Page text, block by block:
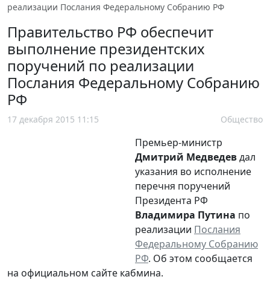
реализации Послания Федеральному Собранию РФ
Правительство РФ обеспечит
выполнение президентских
поручений по реализации
Послания Федеральному Собранию
РФ
17 декабря 2015 11:15 Общество
Премьер-министр
Дмитрий Медведевдал
указания во исполнение
перечня поручений
Президента РФ
Владимира Путина по
реализации Послания
Федеральному Собранию
РФ. Об этом сообщается
на официальном сайте кабмина.